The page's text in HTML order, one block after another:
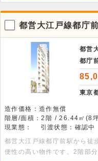
都営大江戸線都庁
階店舗物件。飲食
都営
都庁
東京
造作価格：造作無償
階層/面積：2階 / 26.44㎡(8
現業態：
引渡状態：確認中
都営大江戸線都庁前駅から徒
便性の高い物件です。2階部